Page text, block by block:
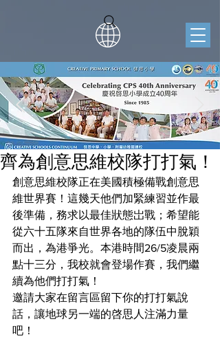
齊為創意思維校隊打打氣！
創意思維校隊正在美國積極備戰創意思
維世界賽！這幾天他們加緊練習並作最
後準備，務求以最佳狀態岀戰；希望能
從六十五隊來自世界各地的隊伍中脫穎
而出，為港爭光。本港時間26/5凌晨兩
點十三分，我校就會登場作賽，我們繼
續為他們打打氣！
邀請大家在留言區留下你的打打氣說
話，讓地球另一端的啓思人注滿力量
吧！